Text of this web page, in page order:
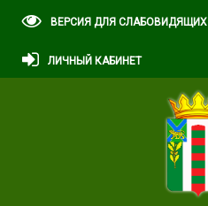
ВЕРСИЯ ДЛЯ СЛАБОВИДЯЩИХ
ЛИЧНЫЙ КАБИНЕТ